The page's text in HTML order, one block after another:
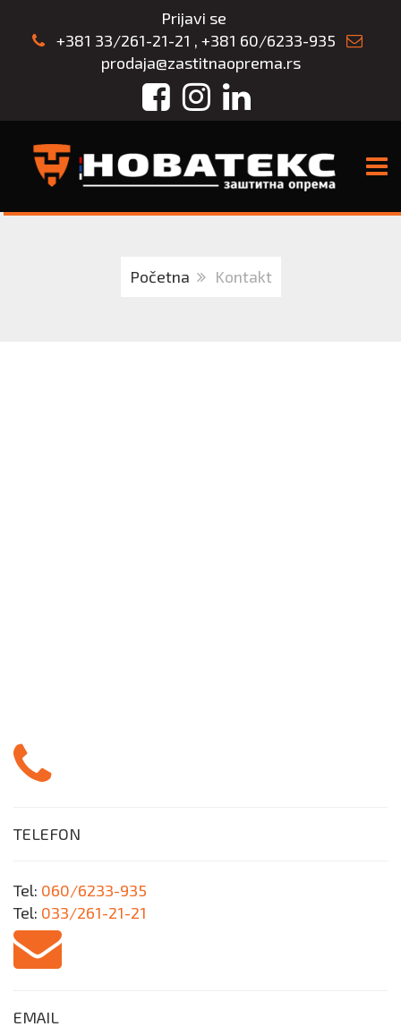
Prijavi se
+381 33/261-21-21 , +381 60/6233-935
prodaja@zastitnaoprema.rs
FacebookInstagram
LinkedIn
Početna Kontakt
TELEFON
Tel: 060/6233-935
Tel: 033/261-21-21
EMAIL